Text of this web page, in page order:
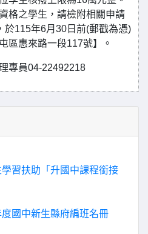
格之學生，請檢附相關申請
於115年6月30日前(郵戳為憑)
區惠來路一段117號】。
專員04-22492218
習扶助「升國中課程銜接
度國中新生縣府編班名冊